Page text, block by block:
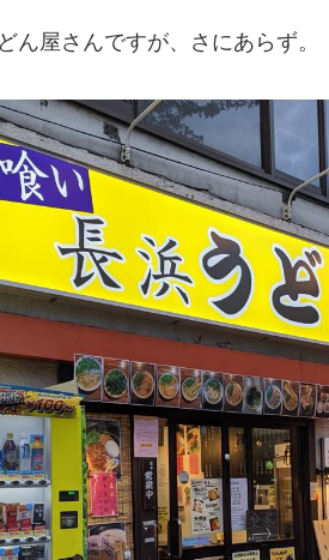
ん屋さんですが、さにあらず。